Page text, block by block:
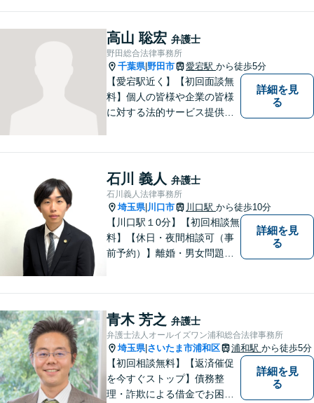
高山 聡宏 弁護士
野田総合法律事務所
千葉県| 野田市 愛宕駅 から徒歩5分
【愛宕駅近く】【初回面談無
料】個人の皆様や企業の皆様
に対する法的サービス提供に
務など、幅広く対応します。
【当日／夜間／休日対応可】
お気軽にご相談ください。
詳細を見
る
石川 義人 弁護士
石川義人法律事務所
埼玉県| 川口市 川口駅 から徒歩10分
【川口駅１0分】【初回相談無
料】【休日・夜間相談可（事
前予約）】離婚・男女問題、
い、納得いただける解決を目
指します。
詳細を見
る
青木 芳之 弁護士
弁護士法人オールイズワン浦和総合法律事務所
埼玉県| さいたま市浦和区 浦和駅 から徒歩5分
【初回相談無料】【返済催促
を今すぐストップ】債務整
理・詐欺による借金でお困り
詳細を見
る